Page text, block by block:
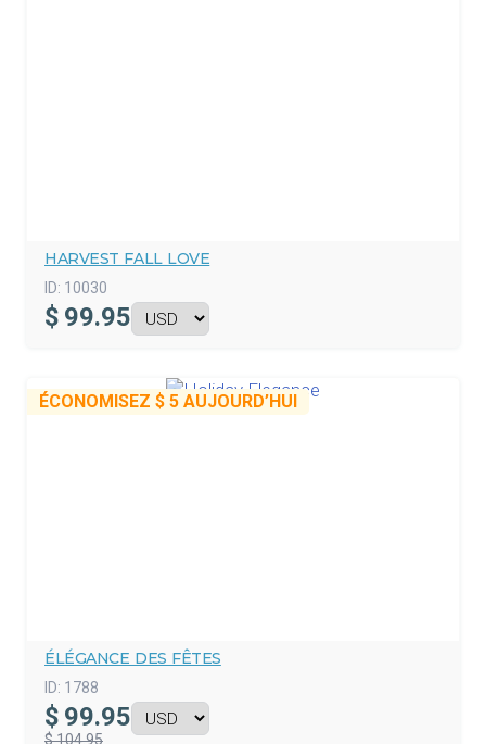
HARVEST FALL LOVE
ID: 10030
$ 99.95
ÉCONOMISEZ $ 5 AUJOURD’HUI
ÉLÉGANCE DES FÊTES
ID: 1788
$ 99.95
$ 104.95